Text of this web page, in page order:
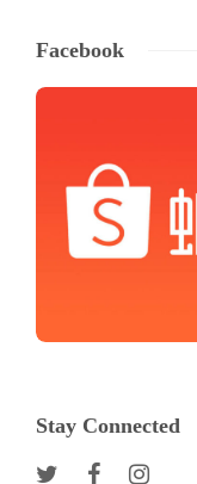
Facebook
Stay Connected